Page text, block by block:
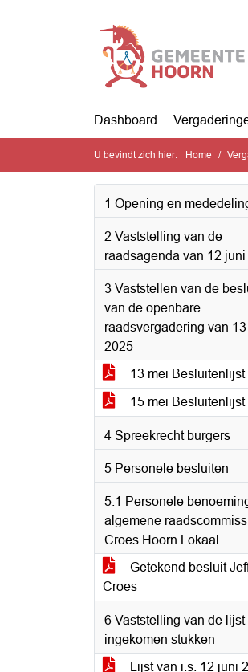
Dashboard
U bevindt zich hier: Home
1 Opening en
2 Vaststelling van de
raadsagenda van 12
3 Vaststellen van de
van de openbare
raadsvergadering van
2025
13 mei Besluitenlijst
15 mei Besluitenlijst
4 Spreekrecht burgers
5 Personele besluiten
5.1 Personele
algemene
Croes Hoorn Lokaal
Getekend besluit
Croes
6 Vaststelling van de lijst
ingekomen stukken
Lijst van i.s. 12 juni